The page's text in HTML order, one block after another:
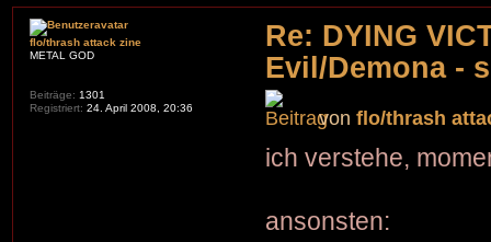
Re: DYING
Evil/Demona -
vonflo/thrash
ich verstehe,
ansonsten:
flo/thrash attack zine
METAL GOD
Beiträge: 1301
Registriert: 24. April 2008, 20:36